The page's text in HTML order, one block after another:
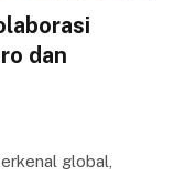
dan
global,